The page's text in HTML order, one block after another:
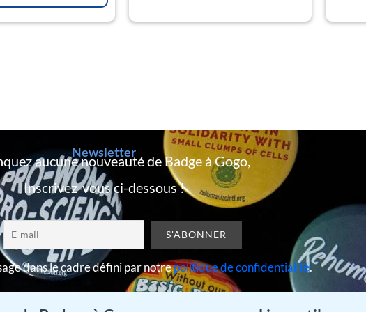
Newsletter
aucune nouveauté de Badge à Gogo,
Inscrivez-vous ci-dessous !
dans le cadre défini par notrepolitique de confidentialité.